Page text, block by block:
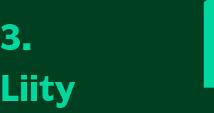
3.
Liity